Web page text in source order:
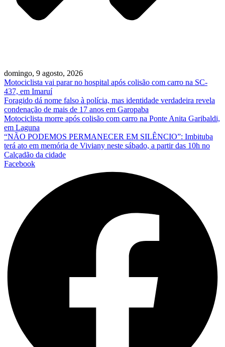
domingo, 9 agosto, 2026
Motociclista vai parar no hospital após colisão com carro na SC-
437, em Imaruí
Foragido dá nome falso à polícia, mas identidade verdadeira revela
condenação de mais de 17 anos em Garopaba
Motociclista morre após colisão com carro na Ponte Anita Garibaldi,
em Laguna
“NÃO PODEMOS PERMANECER EM SILÊNCIO”: Imbituba
terá ato em memória de Viviany neste sábado, a partir das 10h no
Calçadão da cidade
Facebook